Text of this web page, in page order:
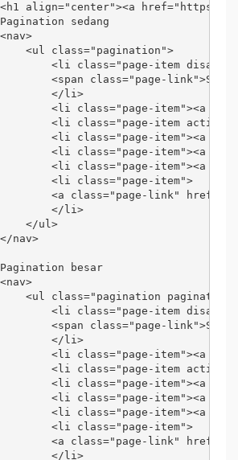
align="center"><a
sedang
<ul class="pagination">
<li class="page-item
<span class="page-
</li>
<li class="page-item"><a
<li class="page-item
<li class="page-item"><a
<li class="page-item"><a
<li class="page-item"><a
<li class="page-item">
<a class="page-link"
</li>
</ul>
nav>
besar
<ul class="pagination
<li class="page-item
<span class="page-
</li>
<li class="page-item"><a
<li class="page-item
<li class="page-item"><a
<li class="page-item"><a
<li class="page-item"><a
<li class="page-item">
<a class="page-link"
</li>